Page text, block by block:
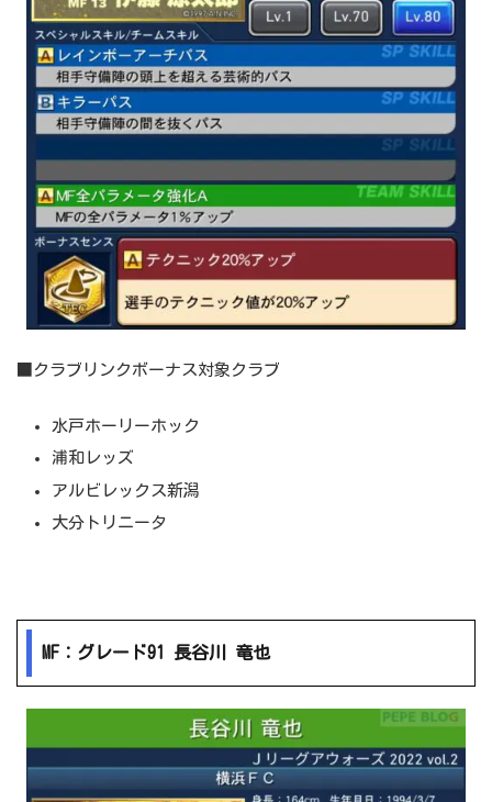
■クラブリンクボーナス対象クラブ
水戸ホーリーホック
浦和レッズ
アルビレックス新潟
大分トリニータ
MF：グレード91 長谷川 竜也